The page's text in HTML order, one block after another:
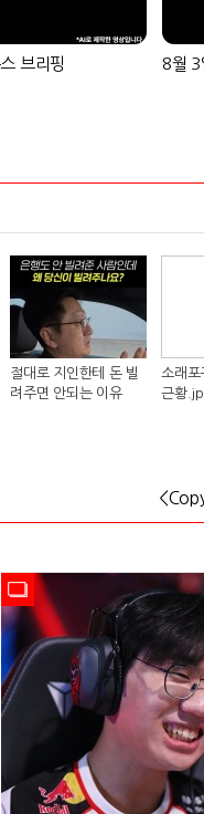
브리핑 8월 3
절대로 지인한테 돈 빌
려주면 안되는 이유
소래포
근황